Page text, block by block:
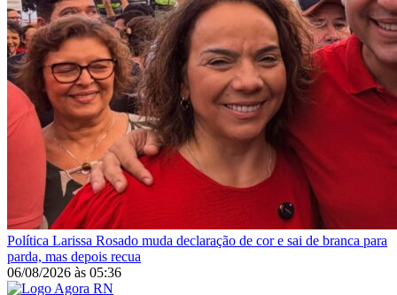
Política Larissa Rosado muda declaração de cor e sai de branca para
parda, mas depois recua
06/08/2026 às 05:36